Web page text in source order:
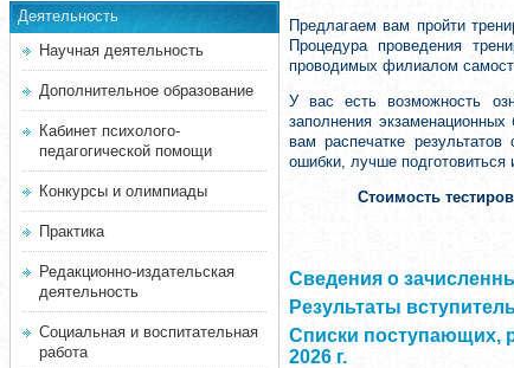
Деятельность
Научная деятельность
Дополнительное образование
Кабинет психолого-
педагогической помощи
Конкурсы и олимпиады
Практика
Редакционно-издательская
деятельность
Социальная и воспитательная
работа
Предлагаем вам пройти
Процедура проведения
проводимых филиалом
У вас есть возможность
заполнения
вам распечатке
ошибки, лучше подготовиться
Стоимость
Сведения о
Результаты
Списки поступающих,
2026 г.